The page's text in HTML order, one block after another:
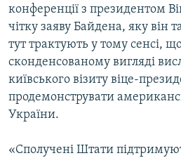
конференції з президентом
чітку заяву Байдена, яку він
тут трактують у тому сенсі,
сконденсованому вигляді
київського візиту віце-
продемонструвати
України.
«Сполучені Штати